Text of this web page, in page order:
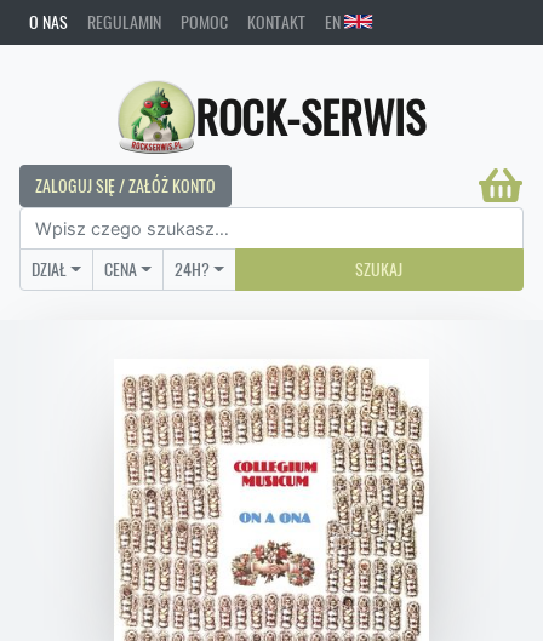
O NAS REGULAMIN POMOC KONTAKT EN
ROCK-SERWIS
ZALOGUJ SIĘ / ZAŁÓŻ KONTO
DZIAŁ CENA 24H? SZUKAJ